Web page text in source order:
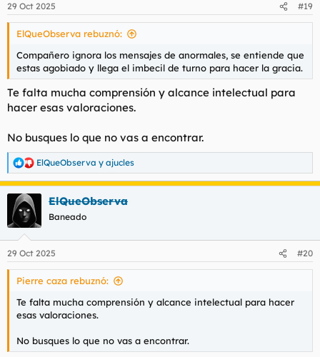
e
s
29 Oct 2025 #19
ElQueObserva rebuznó:
Compañero ignora los mensajes de anormales, se entiende que
estas agobiado y llega el imbecil de turno para hacer la gracia.
Te falta mucha comprensión y alcance intelectual para
hacer esas valoraciones.
No busques lo que no vas a encontrar.
R
e
a
c
c
i
e
s
ElQueObserva y ajucles
ElQueObserva
Baneado
29 Oct 2025 #20
Pierre caza rebuznó:
Te falta mucha comprensión y alcance intelectual para hacer
esas valoraciones.
No busques lo que no vas a encontrar.